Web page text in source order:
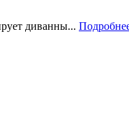
диванны...